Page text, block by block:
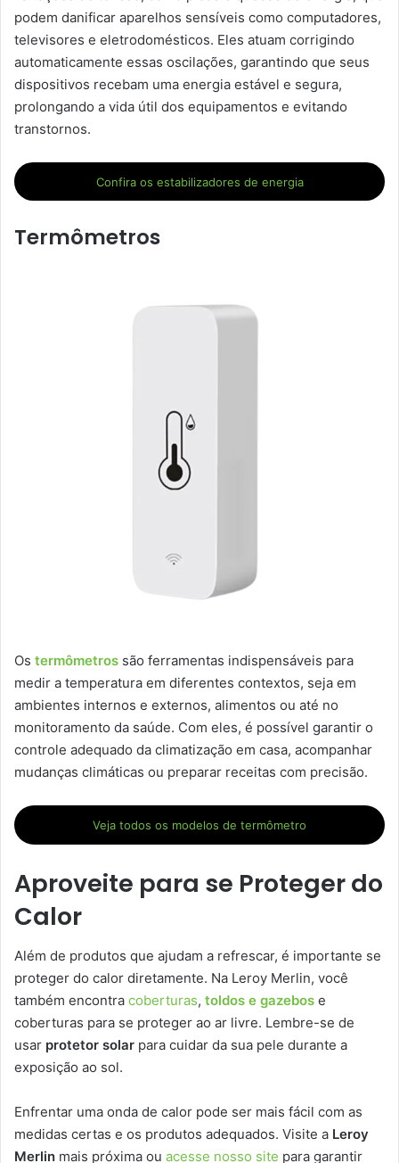
podem danificar aparelhos sensíveis como computadores,
televisores e eletrodomésticos. Eles atuam corrigindo
automaticamente essas oscilações, garantindo que seus
dispositivos recebam uma energia estável e segura,
prolongando a vida útil dos equipamentos e evitando
transtornos.
Confira os estabilizadores de energia
Termômetros
Os termômetros são ferramentas indispensáveis para
medir a temperatura em diferentes contextos, seja em
ambientes internos e externos, alimentos ou até no
monitoramento da saúde. Com eles, é possível garantir o
controle adequado da climatização em casa, acompanhar
mudanças climáticas ou preparar receitas com precisão.
Veja todos os modelos de termômetro
Aproveite para se Proteger do
Calor
Além de produtos que ajudam a refrescar, é importante se
proteger do calor diretamente. Na Leroy Merlin, você
também encontra coberturas, toldos e gazebos e
coberturas para se proteger ao ar livre. Lembre-se de
usar protetor solar para cuidar da sua pele durante a
exposição ao sol.
Enfrentar uma onda de calor pode ser mais fácil com as
medidas certas e os produtos adequados. Visite a Leroy
Merlin mais próxima ou acesse nosso site para garantir